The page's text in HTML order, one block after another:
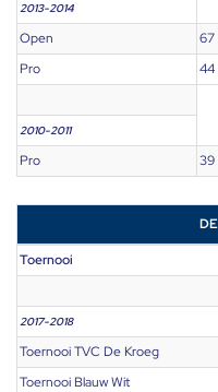
2013-2014
Open 67
Pro
44
2010-2011
Pro 39
Toernooi
2017-2018
Toernooi TVC De Kroeg
Toernooi Blauw Wit